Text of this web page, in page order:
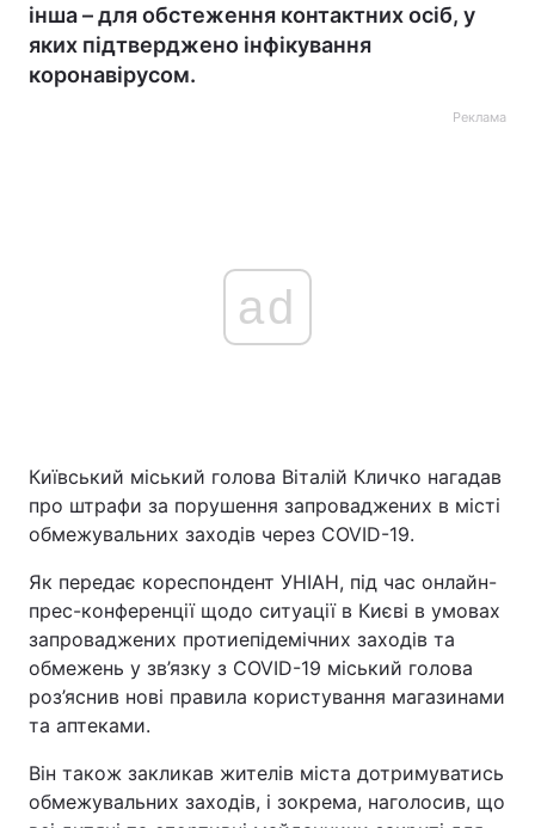
інша – для обстеження контактних осіб, у
яких підтверджено інфікування
коронавірусом.
Реклама
ad
Київський міський голова Віталій Кличко нагадав
про штрафи за порушення запроваджених в місті
обмежувальних заходів через COVID-19.
Як передає кореспондент УНІАН, під час онлайн-
прес-конференції щодо ситуації в Києві в умовах
запроваджених протиепідемічних заходів та
обмежень у зв’язку з COVID-19 міський голова
роз’яснив нові правила користування магазинами
та аптеками.
Він також закликав жителів міста дотримуватись
обмежувальних заходів, і зокрема, наголосив, що